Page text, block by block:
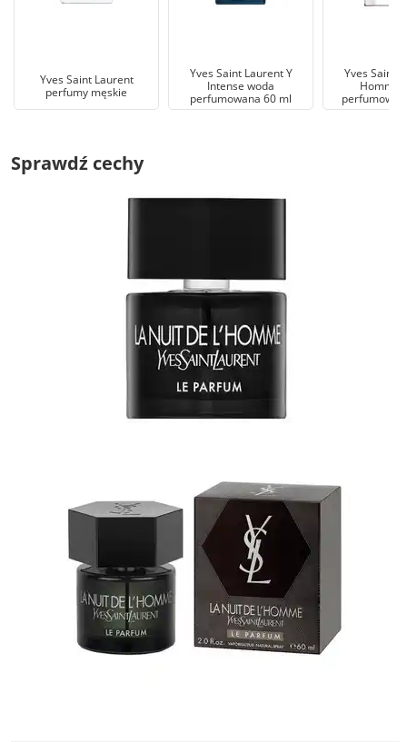
Yves Saint Laurent
perfumy męskie
Yves Saint Laurent Y
Intense woda
perfumowana 60 ml
Yves Saint
Homme
Sprawdź cechy